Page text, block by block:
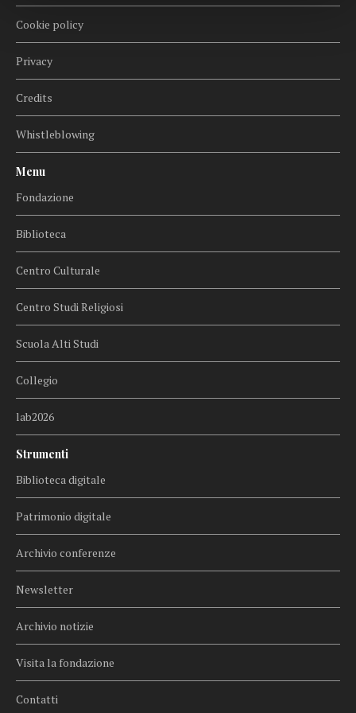
Cookie policy
Privacy
Credits
Whistleblowing
Menu
Fondazione
Biblioteca
Centro Culturale
Centro Studi Religiosi
Scuola Alti Studi
Collegio
lab2026
Strumenti
Biblioteca digitale
Patrimonio digitale
Archivio conferenze
Newsletter
Archivio notizie
Visita la fondazione
Contatti